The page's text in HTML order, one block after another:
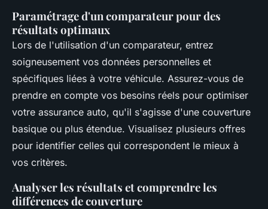
Paramétrage d'un comparateur pour des
résultats optimaux
Lors de l'utilisation d'un comparateur, entrez
soigneusement vos données personnelles et
spécifiques liées à votre véhicule. Assurez-vous de
prendre en compte vos besoins réels pour optimiser
votre assurance auto, qu'il s'agisse d'une couverture
basique ou plus étendue. Visualisez plusieurs offres
pour identifier celles qui correspondent le mieux à
vos critères.
Analyser les résultats et comprendre les
différences de couverture